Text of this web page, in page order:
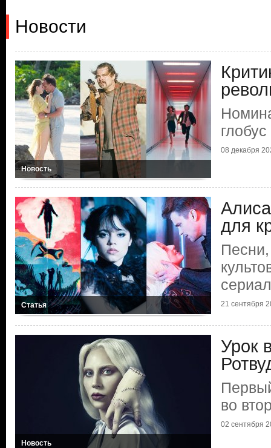
Новости
Новость
08 декабря
Статья
для
21 сентября
Новость
Урок
во
02 сентября